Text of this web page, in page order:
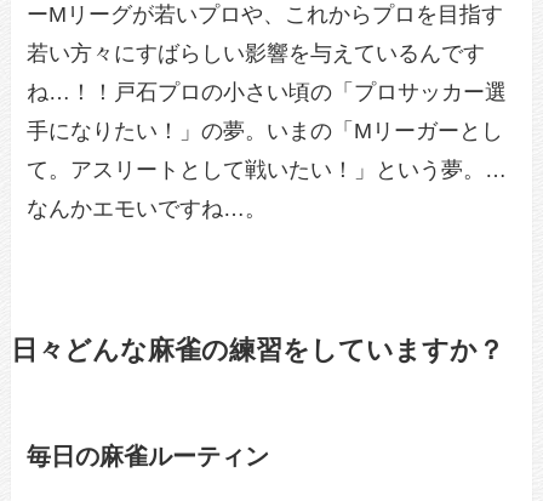
ーMリーグが若いプロや、これからプロを目指す
若い方々にすばらしい影響を与えているんです
ね…！！戸石プロの小さい頃の「プロサッカー選
手になりたい！」の夢。いまの「Mリーガーとし
て。アスリートとして戦いたい！」という夢。…
なんかエモいですね…。
日々どんな麻雀の練習をしていますか？
毎日の麻雀ルーティン